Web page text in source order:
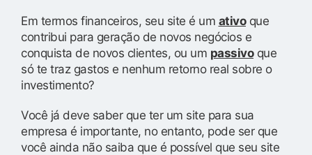
Em termos financeiros, seu site é um ativoque
contribui para geração de novos negócios e
conquista de novos clientes, ou um passivoque
só te traz gastos e nenhum retorno real sobre o
investimento?
Você já deve saber que ter um site para sua
empresa é importante, no entanto, pode ser que
você ainda não saiba que é possível que seu site